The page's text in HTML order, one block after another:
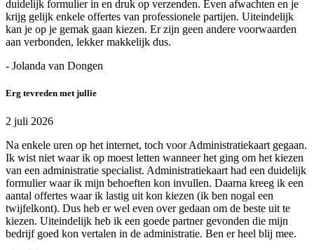
duidelijk formulier in en druk op verzenden. Even afwachten en je
krijg gelijk enkele offertes van professionele partijen. Uiteindelijk
kan je op je gemak gaan kiezen. Er zijn geen andere voorwaarden
aan verbonden, lekker makkelijk dus.
- Jolanda van Dongen
Erg tevreden met jullie
2 juli 2026
Na enkele uren op het internet, toch voor Administratiekaart gegaan.
Ik wist niet waar ik op moest letten wanneer het ging om het kiezen
van een administratie specialist. Administratiekaart had een duidelijk
formulier waar ik mijn behoeften kon invullen. Daarna kreeg ik een
aantal offertes waar ik lastig uit kon kiezen (ik ben nogal een
twijfelkont). Dus heb er wel even over gedaan om de beste uit te
kiezen. Uiteindelijk heb ik een goede partner gevonden die mijn
bedrijf goed kon vertalen in de administratie. Ben er heel blij mee.